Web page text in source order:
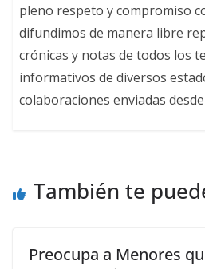
pleno respeto y compromiso
difundimos de manera libre
crónicas y notas de todos los
informativos de diversos
colaboraciones enviadas
También te
Preocupa a Menores